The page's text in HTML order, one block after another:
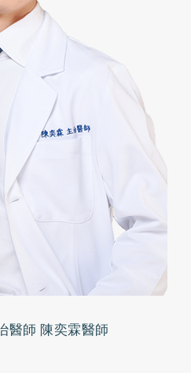
醫師 陳奕霖醫師